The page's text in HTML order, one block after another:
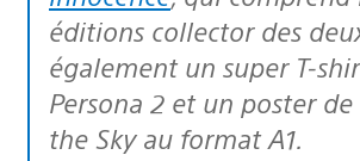
éditions collector des
également un super T-
Persona 2 et un poster de
the Skyau format A1.